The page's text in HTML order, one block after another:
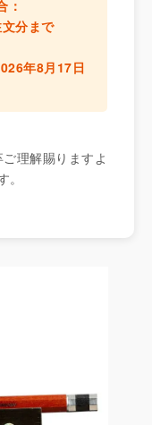
：
分まで
年8月17日
理解賜りますよ